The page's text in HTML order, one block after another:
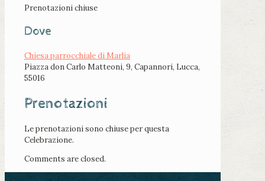
Prenotazioni chiuse
Dove
Chiesa parrocchiale di Marlia
Piazza don Carlo Matteoni, 9, Capannori, Lucca,
55016
Prenotazioni
Le prenotazioni sono chiuse per questa
Celebrazione.
Comments are closed.